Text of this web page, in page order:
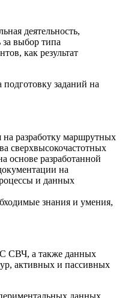
деятельность,
за выбор типа
как результат
подготовку заданий на
на разработку маршрутных
сверхвысокочастотных
основе разработанной
на
и данных
знания и умения,
СВЧ, а также данных
активных и пассивных
данных